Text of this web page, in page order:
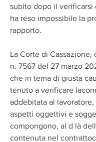
subito dopo il verificarsi
ha reso impossibile la
rapporto.
La Corte di Cassazione,
n. 7567 del 27 marzo
che in tema di giusta
tenuto a verificare
addebitata al
aspetti oggettivi e
compongono, al d là
contenuta nel